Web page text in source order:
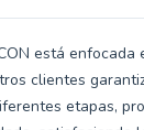
está enfocada
clientes
etapas,